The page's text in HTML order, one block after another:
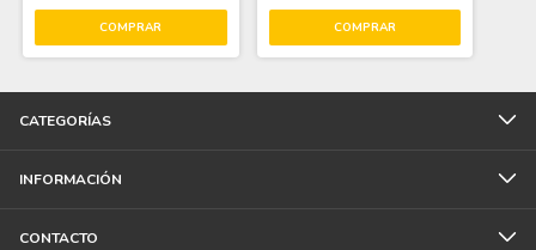
CATEGORÍAS
INFORMACIÓN
CONTACTO